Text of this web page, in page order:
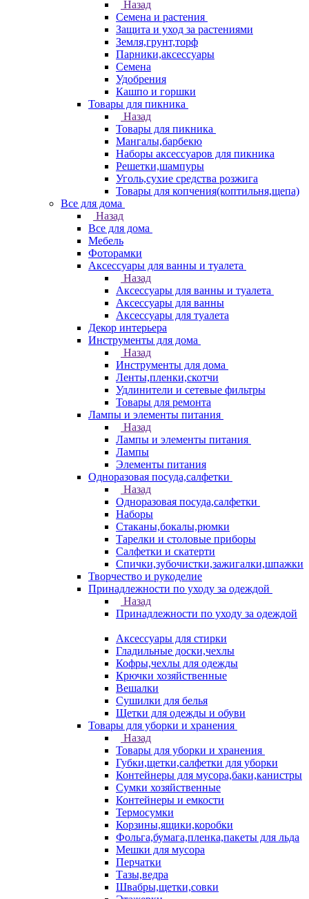
Назад
Семена и растения
Защита и уход за растениями
Земля,грунт,торф
Парники,аксессуары
Семена
Удобрения
Кашпо и горшки
Товары для пикника
Назад
Товары для пикника
Мангалы,барбекю
Наборы аксессуаров для пикника
Решетки,шампуры
Уголь,сухие средства розжига
Товары для копчения(коптильня,щепа)
Все для дома
Назад
Все для дома
Мебель
Фоторамки
Аксессуары для ванны и туалета
Назад
Аксессуары для ванны и туалета
Аксессуары для ванны
Аксессуары для туалета
Декор интерьера
Инструменты для дома
Назад
Инструменты для дома
Ленты,пленки,скотчи
Удлинители и сетевые фильтры
Товары для ремонта
Лампы и элементы питания
Назад
Лампы и элементы питания
Лампы
Элементы питания
Одноразовая посуда,салфетки
Назад
Одноразовая посуда,салфетки
Наборы
Стаканы,бокалы,рюмки
Тарелки и столовые приборы
Салфетки и скатерти
Спички,зубочистки,зажигалки,шпажки
Творчество и рукоделие
Принадлежности по уходу за одеждой
Назад
Принадлежности по уходу за одеждой
Аксессуары для стирки
Гладильные доски,чехлы
Кофры,чехлы для одежды
Крючки хозяйственные
Вешалки
Сушилки для белья
Щетки для одежды и обуви
Товары для уборки и хранения
Назад
Товары для уборки и хранения
Губки,щетки,салфетки для уборки
Контейнеры для мусора,баки,канистры
Сумки хозяйственные
Контейнеры и емкости
Термосумки
Корзины,ящики,коробки
Фольга,бумага,пленка,пакеты для льда
Мешки для мусора
Перчатки
Тазы,ведра
Швабры,щетки,совки